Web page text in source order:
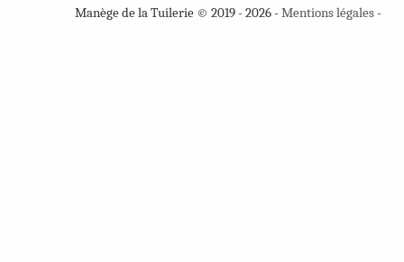
Manège de la Tuilerie © 2019 - 2026 -Mentions légales-